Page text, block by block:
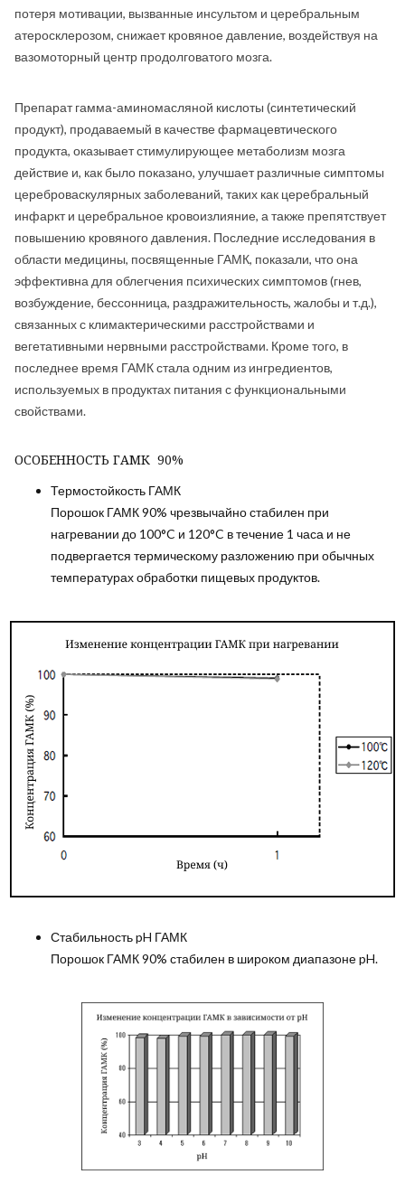
потеря мотивации, вызванные инсультом и церебральным
атеросклерозом, снижает кровяное давление, воздействуя на
вазомоторный центр продолговатого мозга.
Препарат гамма-аминомасляной кислоты (синтетический
продукт), продаваемый в качестве фармацевтического
продукта, оказывает стимулирующее метаболизм мозга
действие и, как было показано, улучшает различные симптомы
цереброваскулярных заболеваний, таких как церебральный
инфаркт и церебральное кровоизлияние, а также препятствует
повышению кровяного давления. Последние исследования в
области медицины, посвященные ГАМК, показали, что она
эффективна для облегчения психических симптомов (гнев,
возбуждение, бессонница, раздражительность, жалобы и т.д.),
связанных с климактерическими расстройствами и
вегетативными нервными расстройствами. Кроме того, в
последнее время ГАМК стала одним из ингредиентов,
используемых в продуктах питания с функциональными
свойствами.
ОСОБЕННОСТЬ ГАМК 90%
Термостойкость ГАМК
Порошок ГАМК 90% чрезвычайно стабилен при
нагревании до 100°C и 120°C в течение 1 часа и не
подвергается термическому разложению при обычных
температурах обработки пищевых продуктов.
Стабильность pH ГАМК
Порошок ГАМК 90% стабилен в широком диапазоне pH.